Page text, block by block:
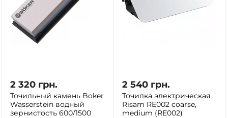
2 320 грн.
Точильный камень Boker
Wasserstein водный
зернистость 600/1500
2 540 грн.
Точилка электрическая
Risam RE002 coarse,
medium (RE002)